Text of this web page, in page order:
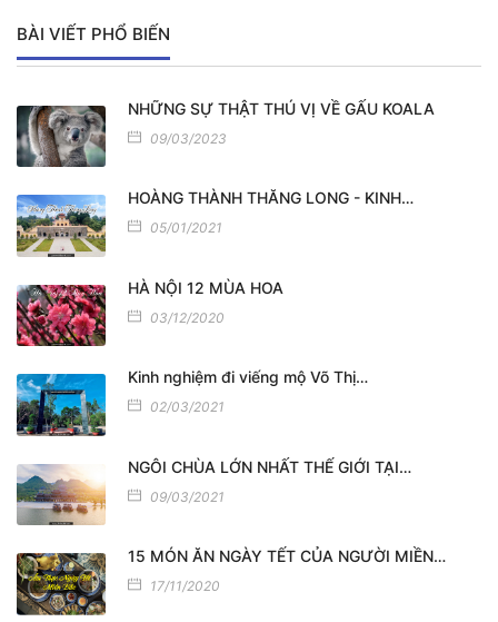
BÀI VIẾT PHỔ BIẾN
NHỮNG SỰ THẬT THÚ VỊ VỀ GẤU KOALA
09/03/2023
HOÀNG THÀNH THĂNG LONG - KINH…
05/01/2021
HÀ NỘI 12 MÙA HOA
03/12/2020
Kinh nghiệm đi viếng mộ Võ Thị…
02/03/2021
NGÔI CHÙA LỚN NHẤT THẾ GIỚI TẠI…
09/03/2021
15 MÓN ĂN NGÀY TẾT CỦA NGƯỜI MIỀN…
17/11/2020